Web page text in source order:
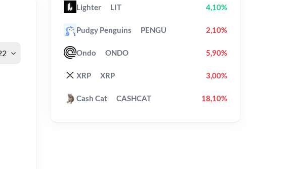
Lighter LIT 4,10%
Pudgy Penguins PENGU 2,10%
Ondo ONDO 5,90%
XRP XRP 3,00%
Cash Cat CASHCAT 18,10%